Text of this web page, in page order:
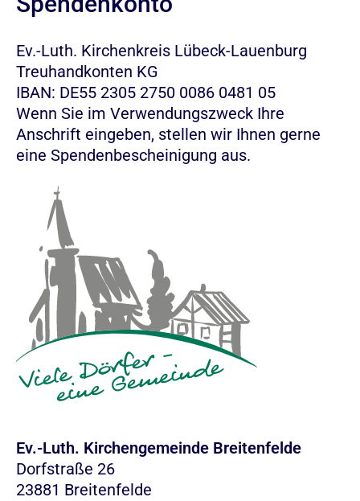
Ev.-Luth. Kirchenkreis Lübeck-Lauenburg
Treuhandkonten KG
IBAN: DE55 2305 2750 0086 0481 05
Wenn Sie im Verwendungszweck Ihre
Anschrift eingeben, stellen wir Ihnen gerne
eine Spendenbescheinigung aus.
Ev.-Luth. Kirchengemeinde Breitenfelde
Dorfstraße 26
23881 Breitenfelde